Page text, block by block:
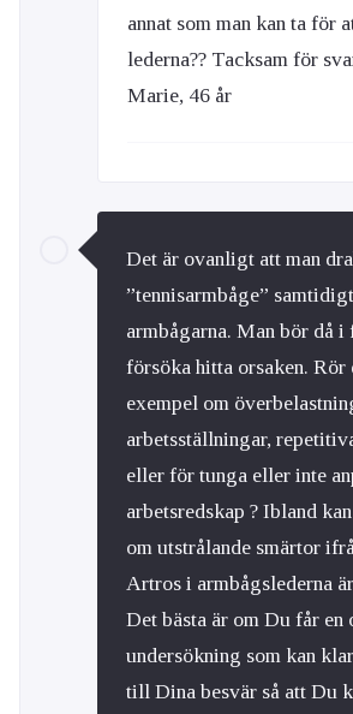
annat som man kan ta för
lederna?? Tacksam för
Marie, 46 år
Det är ovanligt att man
”tennisarmbåge”
armbågarna. Man bör då i
försöka hitta orsaken.
exempel om
arbetsställningar,
eller för tunga eller inte
arbetsredskap ? Ibland
om utstrålande smärtor
Artros i armbågslederna
Det bästa är om Du får en
undersökning som kan
till Dina besvär så att Du